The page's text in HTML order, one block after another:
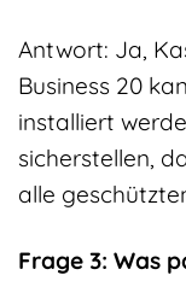
Antwort: Ja,
Business 20
installiert
sicherstellen,
alle
Frage 3: Was